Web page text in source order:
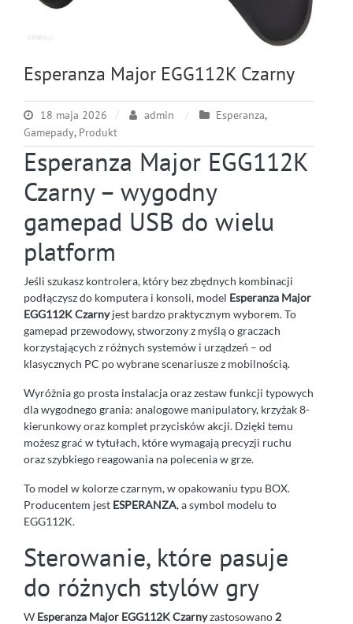
Esperanza Major EGG112K Czarny
18 maja 2026 admin Esperanza,
Gamepady, Produkt
Esperanza Major EGG112K
Czarny – wygodny
gamepad USB do wielu
platform
Jeśli szukasz kontrolera, który bez zbędnych kombinacji
podłączysz do komputera i konsoli, model Esperanza Major
EGG112K Czarnyjest bardzo praktycznym wyborem. To
gamepad przewodowy, stworzony z myślą o graczach
korzystających z różnych systemów i urządzeń – od
klasycznych PC po wybrane scenariusze z mobilnością.
Wyróżnia go prosta instalacja oraz zestaw funkcji typowych
dla wygodnego grania: analogowe manipulatory, krzyżak 8-
kierunkowy oraz komplet przycisków akcji. Dzięki temu
możesz grać w tytułach, które wymagają precyzji ruchu
oraz szybkiego reagowania na polecenia w grze.
To model w kolorze czarnym, w opakowaniu typu BOX.
Producentem jest ESPERANZA, a symbol modelu to
EGG112K.
Sterowanie, które pasuje
do różnych stylów gry
W Esperanza Major EGG112K Czarnyzastosowano 2